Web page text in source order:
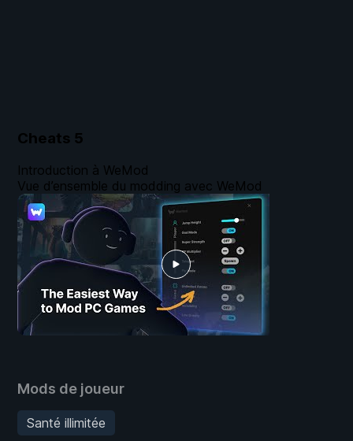
Cheats 5
Mods de joueur
Santé illimitée
Introduction à WeMod
Vue d’ensemble du modding avec WeMod